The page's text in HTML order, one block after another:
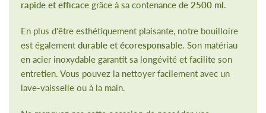
rapide et efficace grâce à sa contenance de 2500 ml.
En plus d'être esthétiquement plaisante, notre bouilloire
est égalementdurable et écoresponsable. Son matériau
en acier inoxydable garantit sa longévité et facilite son
entretien. Vous pouvez la nettoyer facilement avec un
lave-vaisselle ou à la main.